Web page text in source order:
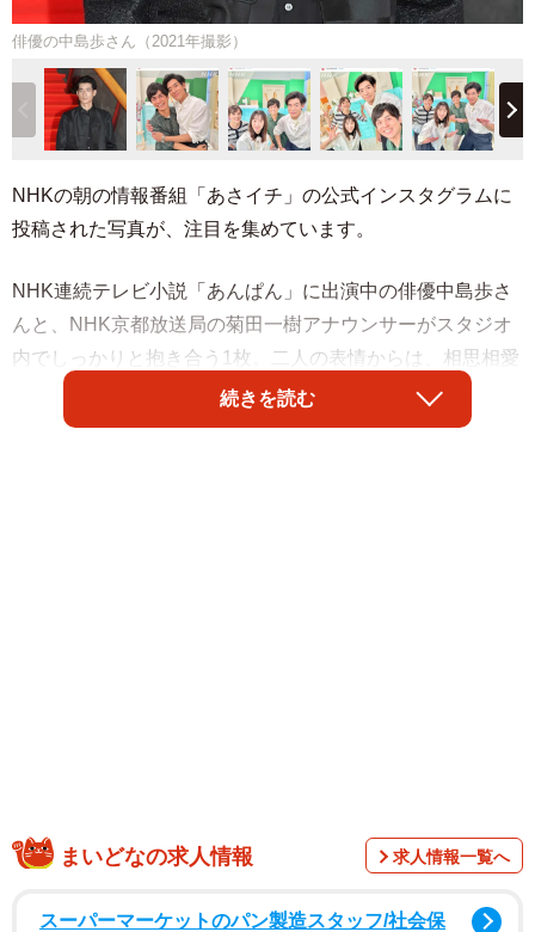
俳優の中島歩さん（2021年撮影）
NHKの朝の情報番組「あさイチ」の公式インスタグラムに
投稿された写真が、注目を集めています。
NHK連続テレビ小説「あんぱん」に出演中の俳優中島歩さ
んと、NHK京都放送局の菊田一樹アナウンサーがスタジオ
内でしっかりと抱き合う1枚。二人の表情からは、相思相愛
ぶりが伝わってきます。番組スタッフは投稿文の中で、
「テンションが似ていたという中島さんと菊田アナは、ロ
ャイチャするやん」「中島さん、菊田アナへの愛が最高」
ど、ファンを中心に盛り上がりを見せました。
続きを読む
まいどなの求人情報 求人情報一覧へ
スーパーマーケットのパン製造スタッフ/社会保